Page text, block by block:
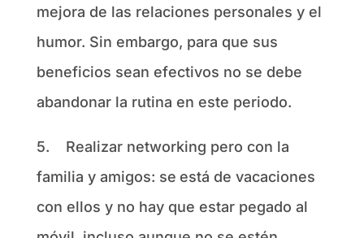
mejora de las relaciones personales y el
humor. Sin embargo, para que sus
beneficios sean efectivos no se debe
abandonar la rutina en este periodo.
5. Realizar networking pero con la
familia y amigos: se está de vacaciones
con ellos y no hay que estar pegado al